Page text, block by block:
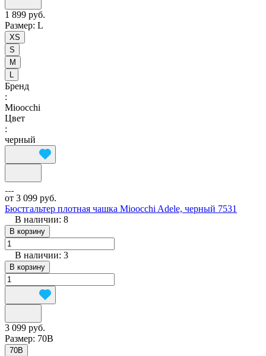
1 899 руб.
Размер: L
XS
S
M
L
Бренд
:
Mioocchi
Цвет
:
черный
от 3 099 руб.
Бюстгальтер плотная чашка Mioocchi Adele, черный 7531
В наличии: 8
В корзину
В наличии: 3
В корзину
3 099 руб.
Размер: 70B
70B